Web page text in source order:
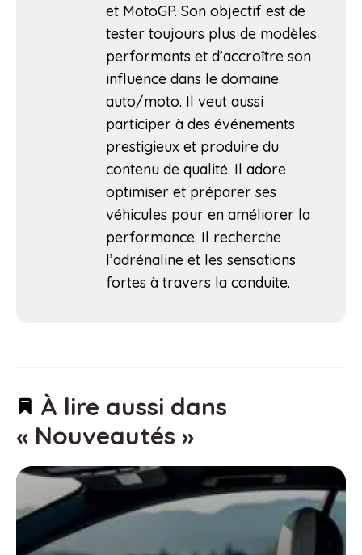
et MotoGP. Son objectif est de
tester toujours plus de modèles
performants et d’accroître son
influence dans le domaine
auto/moto. Il veut aussi
participer à des événements
prestigieux et produire du
contenu de qualité. Il adore
optimiser et préparer ses
véhicules pour en améliorer la
performance. Il recherche
l’adrénaline et les sensations
fortes à travers la conduite.
À lire aussi dans
« Nouveautés »